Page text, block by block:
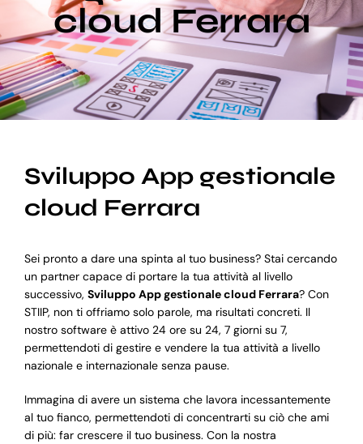
Blog
Supporto
cloud Ferrara
Sviluppo App gestionale
cloud Ferrara
Sei pronto a dare una spinta al tuo business? Stai cercando
un partner capace di portare la tua attività al livello
successivo, Sviluppo App gestionale cloud Ferrara? Con
STIIP, non ti offriamo solo parole, ma risultati concreti. Il
nostro software è attivo 24 ore su 24, 7 giorni su 7,
permettendoti di gestire e vendere la tua attività a livello
nazionale e internazionale senza pause.
Immagina di avere un sistema che lavora incessantemente
al tuo fianco, permettendoti di concentrarti su ciò che ami
di più: far crescere il tuo business. Con la nostra